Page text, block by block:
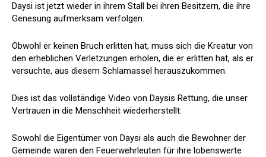
Daysi ist jetzt wieder in ihrem Stall bei ihren Besitzern, die ihre
Genesung aufmerksam verfolgen.
Obwohl er keinen Bruch erlitten hat, muss sich die Kreatur von
den erheblichen Verletzungen erholen, die er erlitten hat, als er
versuchte, aus diesem Schlamassel herauszukommen.
Dies ist das vollständige Video von Daysis Rettung, die unser
Vertrauen in die Menschheit wiederherstellt:
Sowohl die Eigentümer von Daysi als auch die Bewohner der
Gemeinde waren den Feuerwehrleuten für ihre lobenswerte